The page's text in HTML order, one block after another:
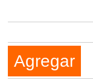
Agregar